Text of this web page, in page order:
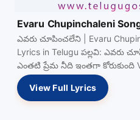
Evaru Chupinchaleni
ఎవరు చూపించలేని | Evaru
Lyrics in Telugu పల్లవి:
ఎంతటి ప్రేమ నీది ఇంతగా కోరుకుంది
View Full Lyrics